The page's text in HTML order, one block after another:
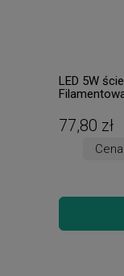
LED 5W
77,80 zł